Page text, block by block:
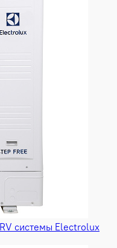
системы Electrolux